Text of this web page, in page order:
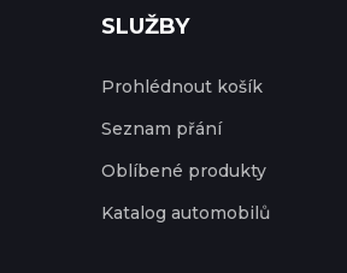
SLUŽBY
Prohlédnout košík
Seznam přání
Oblíbené produkty
Katalog automobilů